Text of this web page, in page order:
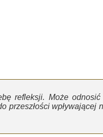
refleksji. Może
wpływającej